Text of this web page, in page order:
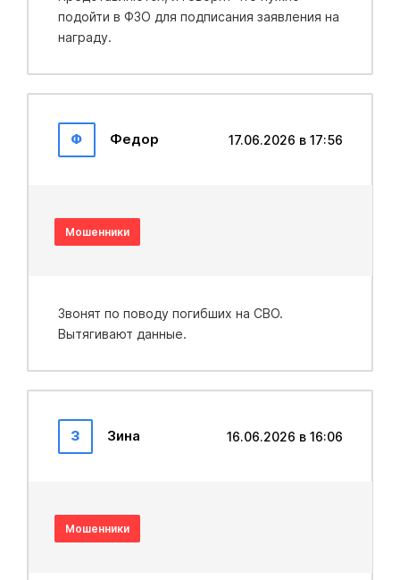
подойти в ФЗО для подписания заявления на
награду.
Ф Федор 17.06.2026 в 17:56
Мошенники
Звонят по поводу погибших на СВО.
Вытягивают данные.
З Зина 16.06.2026 в 16:06
Мошенники